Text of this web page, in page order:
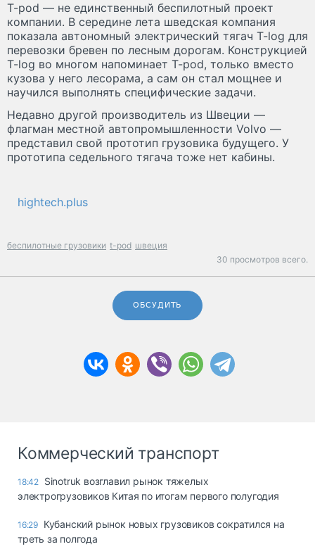
T-pod — не единственный беспилотный проект
компании. В середине лета шведская компания
показала автономный электрический тягач T-log для
перевозки бревен по лесным дорогам. Конструкцией
T-log во многом напоминает T-pod, только вместо
кузова у него лесорама, а сам он стал мощнее и
научился выполнять специфические задачи.
Недавно другой производитель из Швеции —
флагман местной автопромышленности Volvo —
представил свой прототип грузовика будущего. У
прототипа седельного тягача тоже нет кабины.
hightech.plus
беспилотные грузовики t-pod швеция
30 просмотров всего.
ОБСУДИТЬ
Коммерческий транспорт
18:42 Sinotruk возглавил рынок тяжелых
электрогрузовиков Китая по итогам первого полугодия
16:29 Кубанский рынок новых грузовиков сократился на
треть за полгода